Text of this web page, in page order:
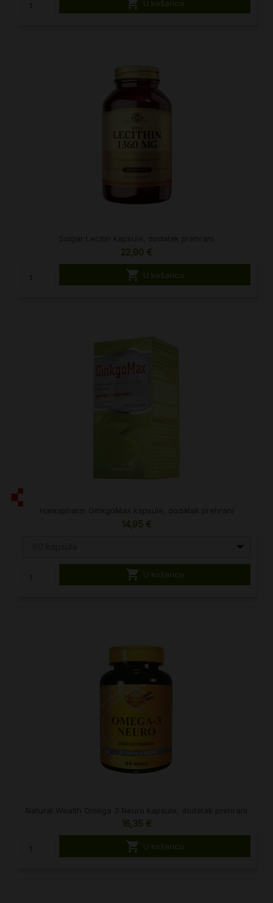
U košaricu
22,90 €
 U košaricu
14,95 €
 U košaricu
16,35 €
 U košaricu